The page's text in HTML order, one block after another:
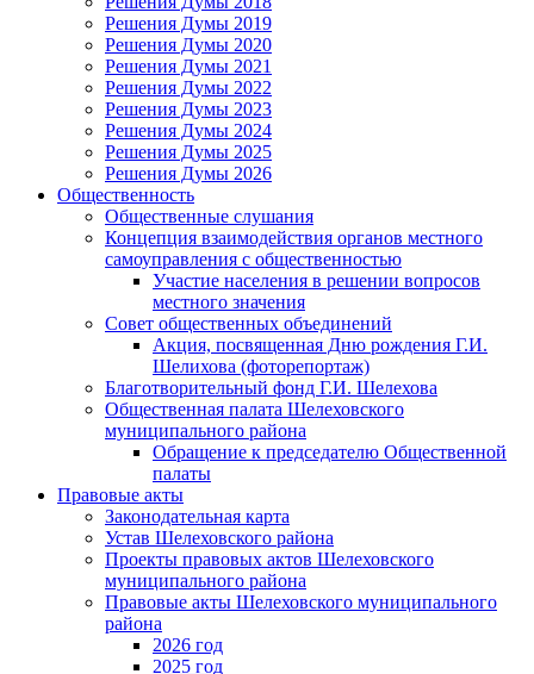
Решения Думы 2019
Решения Думы 2020
Решения Думы 2021
Решения Думы 2022
Решения Думы 2023
Решения Думы 2024
Решения Думы 2025
Решения Думы 2026
Общественность
Общественные слушания
Концепция взаимодействия органов местного
самоуправления с общественностью
Участие населения в решении вопросов
местного значения
Совет общественных объединений
Акция, посвященная Дню рождения Г.И.
Шелихова (фоторепортаж)
Благотворительный фонд Г.И. Шелехова
Общественная палата Шелеховского
муниципального района
Обращение к председателю Общественной
палаты
Правовые акты
Законодательная карта
Устав Шелеховского района
Проекты правовых актов Шелеховского
муниципального района
Правовые акты Шелеховского муниципального
района
2026 год
2025 год